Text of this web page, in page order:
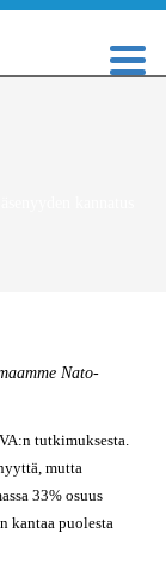
Nato-
tutkimuksesta.
mutta
33% osuus
kantaa puolesta